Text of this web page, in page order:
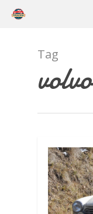
Tag
volvo